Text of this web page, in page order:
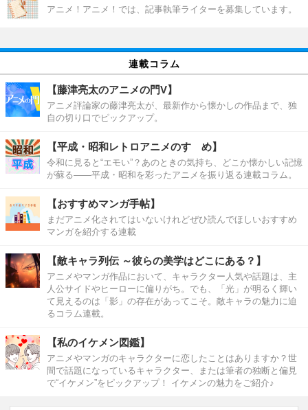
アニメ！アニメ！では、記事執筆ライターを募集しています。
連載コラム
【藤津亮太のアニメの門V】
アニメ評論家の藤津亮太が、最新作から懐かしの作品まで、独
自の切り口でピックアップ。
【平成・昭和レトロアニメのすゝめ】
令和に見ると“エモい”？あのときの気持ち、どこか懐かしい記憶
が蘇る――平成・昭和を彩ったアニメを振り返る連載コラム。
【おすすめマンガ手帖】
まだアニメ化されてはいないけれどぜひ読んでほしいおすすめ
マンガを紹介する連載
【敵キャラ列伝 ～彼らの美学はどこにある？】
アニメやマンガ作品において、キャラクター人気や話題は、主
人公サイドやヒーローに偏りがち。でも、「光」が明るく輝い
て見えるのは「影」の存在があってこそ。敵キャラの魅力に迫
るコラム連載。
【私のイケメン図鑑】
アニメやマンガのキャラクターに恋したことはありますか？世
間で話題になっているキャラクター、または筆者の独断と偏見
で“イケメン”をピックアップ！ イケメンの魅力をご紹介♪